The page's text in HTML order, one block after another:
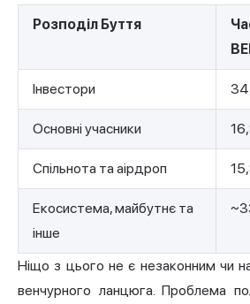
Розподіл Буття
Інвестори
Основні учасники
Спільнота та аірдроп
Екосистема, майбутнє та
інше
Ніщо з цього не є незаконним чи
венчурного ланцюга. Проблема